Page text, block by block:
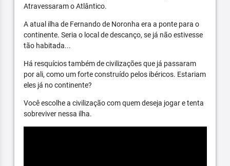
Atravessaram o Atlântico.
A atual ilha de Fernando de Noronha era a ponte para o
continente. Seria o local de descanço, se já não estivesse
tão habitada...
Há resquícios também de civilizações que já passaram
por ali, como um forte construído pelos ibéricos. Estariam
eles já no continente?
Você escolhe a civilização com quem deseja jogar e tenta
sobreviver nessa ilha.